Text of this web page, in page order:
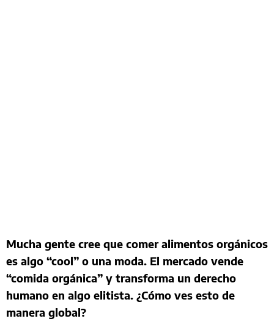
Mucha gente cree que comer alimentos orgánicos
es algo “cool” o una moda. El mercado vende
“comida orgánica” y transforma un derecho
humano en algo elitista. ¿Cómo ves esto de
manera global?